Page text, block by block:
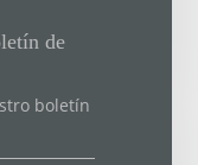
de
boletín